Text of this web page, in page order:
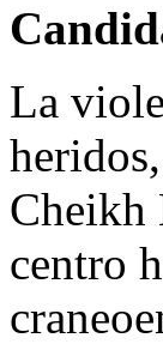
La
Cheikh
centro